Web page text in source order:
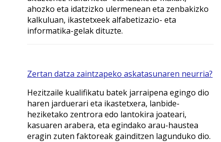
ahozko eta idatzizko ulermenean eta zenbakizko
kalkuluan, ikastetxeek alfabetizazio- eta
informatika-gelak dituzte.
Zertan datza zaintzapeko askatasunaren neurria?
Hezitzaile kualifikatu batek jarraipena egingo dio
haren jarduerari eta ikastetxera, lanbide-
heziketako zentrora edo lantokira joateari,
kasuaren arabera, eta egindako arau-haustea
eragin zuten faktoreak gainditzen lagunduko dio.